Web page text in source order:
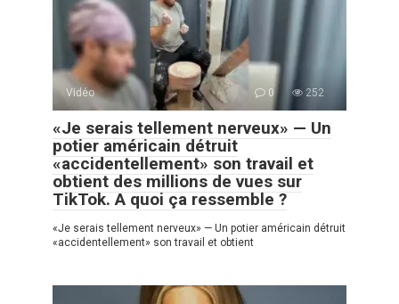
Vidéo 0 252
«Je serais tellement nerveux» — Un
potier américain détruit
«accidentellement» son travail et
obtient des millions de vues sur
TikTok. A quoi ça ressemble ?
«Je serais tellement nerveux» — Un potier américain détruit
«accidentellement» son travail et obtient